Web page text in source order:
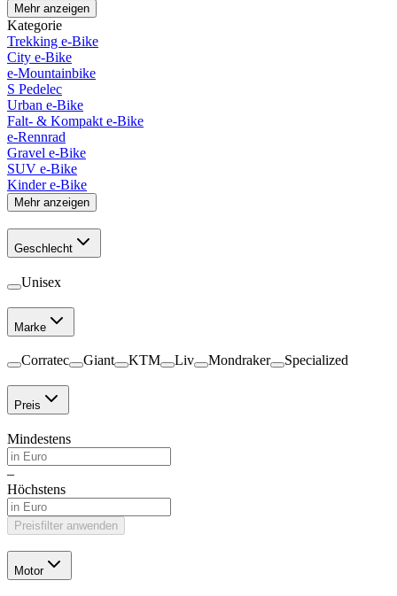
Mehr anzeigen
Kategorie
Trekking e-Bike
City e-Bike
e-Mountainbike
S Pedelec
Urban e-Bike
Falt- & Kompakt e-Bike
e-Rennrad
Gravel e-Bike
SUV e-Bike
Kinder e-Bike
Mehr anzeigen
Geschlecht
Unisex
Marke
Corratec Giant KTM Liv Mondraker Specialized
Preis
Mindestens
–
Höchstens
Preisfilter anwenden
Motor